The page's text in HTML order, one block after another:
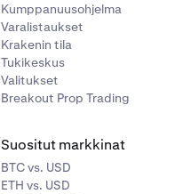
Kumppanuusohjelma
Varalistaukset
Krakenin tila
Tukikeskus
Valitukset
Breakout Prop Trading
Suositut markkinat
BTC vs. USD
ETH vs. USD